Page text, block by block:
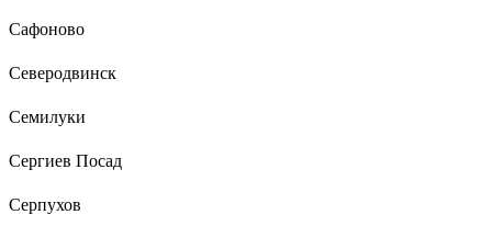
Сафоново
Северодвинск
Семилуки
Сергиев Посад
Серпухов